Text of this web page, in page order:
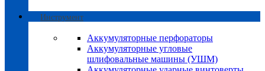
Инструмент
Аккумуляторные перфораторы
Аккумуляторные угловые
шлифовальные машины (УШМ)